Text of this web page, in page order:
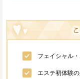
フェイシャル
エステ初体験の